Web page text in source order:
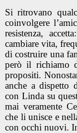
Si ritrovano
coinvolgere
resistenza,
cambiare vita,
di costruire una
però il richiamo
propositi.
anche a dispetto
con Linda su
mai veramente
che li unisce e
con occhi nuovi.